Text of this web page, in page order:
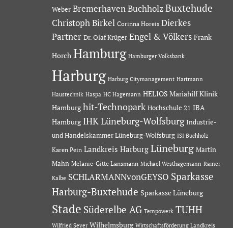
Weber BremerhavenBuchholzBuxtehude
Christoph Birkel Corinna Horeis Dierkes
Partner Dr. Olaf Krüger Engel & Völkers Frank
Horch Hamburg Hamburger Volksbank
Harburg Harburg Citymanagement Hartmann
Haustechnik Haspa HC Hagemann HELIOS Mariahilf Klinik
Hamburg hit-Technopark Hochschule 21 IBA
Hamburg IHK Lüneburg-Wolfsburg Industrie-
und Handelskammer Lüneburg-Wolfsburg ISI Buchholz
Karen Pein Landkreis Harburg Lüneburg Martin
Mahn Melanie-Gitte Lansmann Michael Westhagemann Rainer
Kalbe SCHLARMANNvonGEYSO Sparkasse
Harburg-Buxtehude Sparkasse Lüneburg
Stade Süderelbe AG Tempowerk TUHH
Wilfried Seyer Wilhelmsburg Wirtschaftsförderung Landkreis